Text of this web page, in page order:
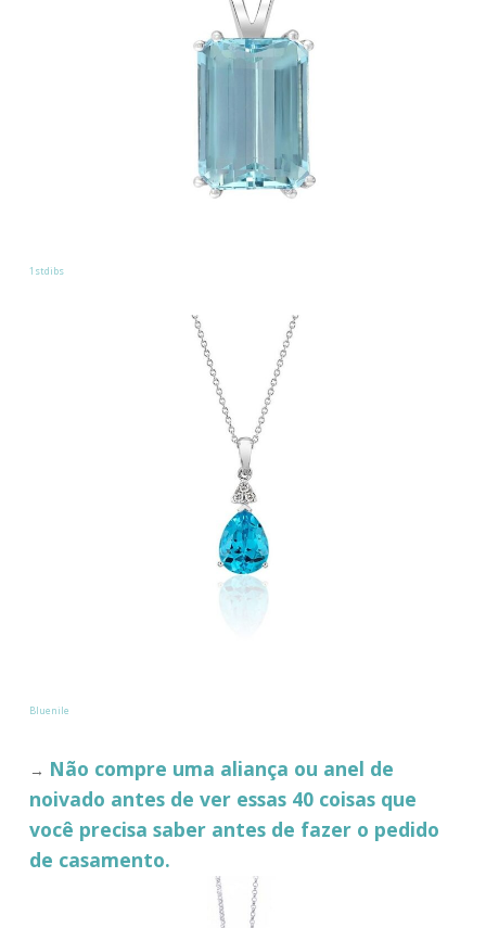
1stdibs
Bluenile
→ Não compre uma aliança ou anel de
noivado antes de ver essas 40 coisas que
você precisa saber antes de fazer o pedido
de casamento.